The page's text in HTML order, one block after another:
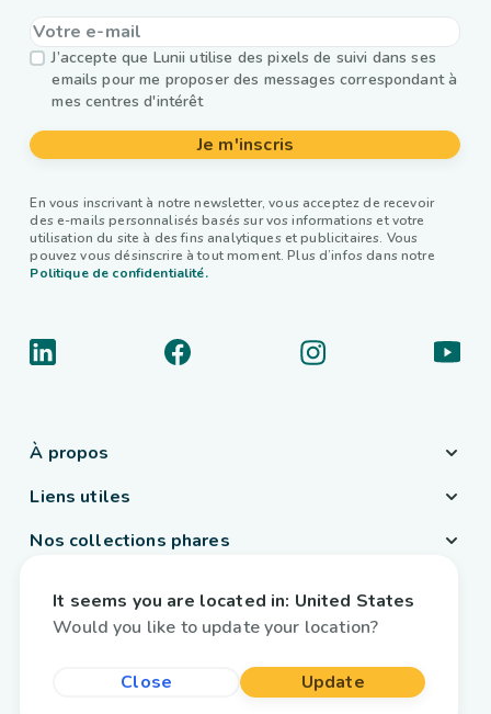
J’accepte que Lunii utilise des pixels de suivi dans ses
emails pour me proposer des messages correspondant à
mes centres d'intérêt
Je m'inscris
En vous inscrivant à notre newsletter, vous acceptez de recevoir
des e-mails personnalisés basés sur vos informations et votre
utilisation du site à des fins analytiques et publicitaires. Vous
pouvez vous désinscrire à tout moment. Plus d’infos dans notre
Politique de confidentialité.
À propos
Liens utiles
Nos collections phares
France / Français
It seems you are located in: United States
Would you like to update your location?
Close Update